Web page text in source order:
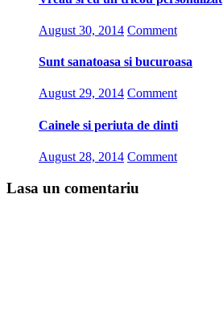
August 30, 2014 Comment
Sunt sanatoasa si bucuroasa
August 29, 2014 Comment
Cainele si periuta de dinti
August 28, 2014 Comment
Lasa un comentariu